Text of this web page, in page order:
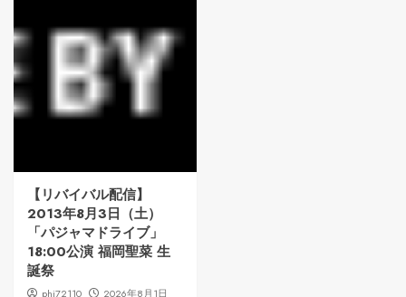
【リバイバル配信】
2013年8月3日（土）
「パジャマドライブ」
18:00公演 福岡聖菜 生
誕祭
phi72110 2026年8月1日